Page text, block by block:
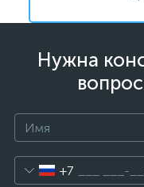
Нужна
+7